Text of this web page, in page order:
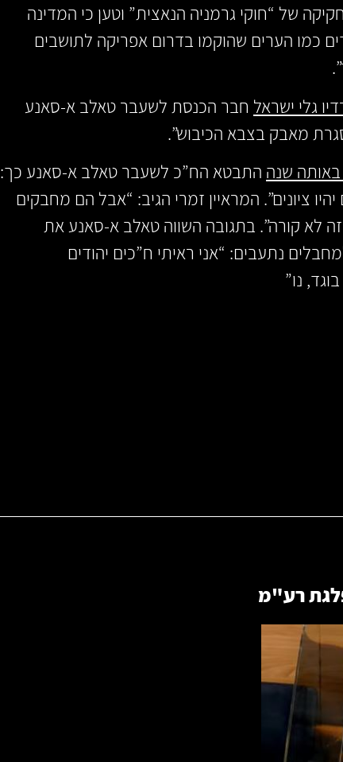
של “חוקי גרמניה הנאצית” וטען כי המדינה
כמו הערים שהוקמו בדרום אפריקה לתושבים
גלי ישראל חבר הכנסת לשעבר טאלב א-סאנע
מאבק בצבא הכיבוש”.
באותה שנה התבטא הח”כ לשעבר טאלב א-סאנע כך:
ציונים”. המראיין זמרי הגיב: “אבל הם מחבקים
לא קורה”. בתגובה השווה טאלב א-סאנע את
נתעבים: “אני ראיתי ח”כים יהודים
נו”
רע"מ